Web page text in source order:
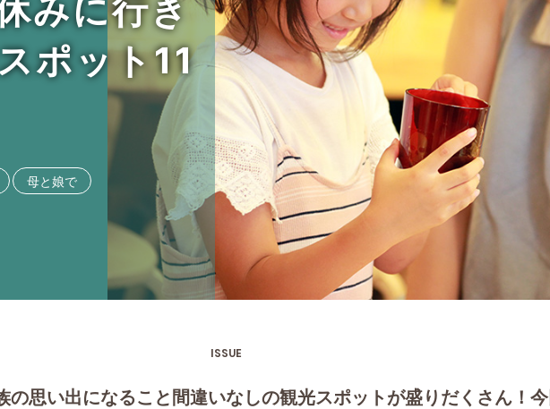
みに行き
ポット11
母と娘で
ISSUE
の思い出になること間違いなしの観光スポットが盛りだくさん！今